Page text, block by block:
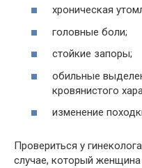
хроническая
головные боли;
стойкие запоры;
обильные
кровянистого
изменение
Провериться у
случае, который